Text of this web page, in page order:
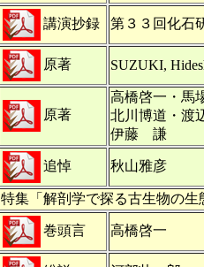
講演抄録 第３３回化石
原著 SUZUKI,
原著
高橋啓一・馬
北川博道・渡
伊藤 謙
追悼 秋山雅彦
特集「解剖学で探る古生物の生
巻頭言 高橋啓一